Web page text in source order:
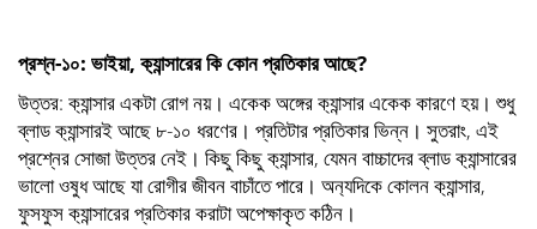
প্রশ্ন-১০: ভাইয়া, ক‍্যান্সারের কি কোন প্রতিকার আছে?
উত্তর: ক‍্যান্সার একটা রোগ নয়। একেক অঙ্গের ক‍্যান্সার একেক কারণে হয়। শুধু
ব্লাড ক‍্যান্সারই আছে ৮-১০ ধরণের। প্রতিটার প্রতিকার ভিন্ন। সুতরাং, এই
প্রশ্নের সোজা উত্তর নেই। কিছু কিছু ক‍্যান্সার, যেমন বাচ্চাদের ব্লাড ক‍্যান্সারের
ভালো ওষুধ আছে যা রোগীর জীবন বাচাঁতে পারে। অন‍্যদিকে কোলন ক‍্যান্সার,
ফুসফুস ক‍্যান্সারের প্রতিকার করাটা অপেক্ষাকৃত কঠিন।